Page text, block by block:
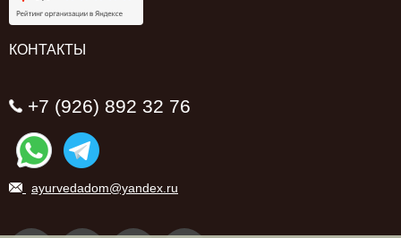
КОНТАКТЫ
+7 (926) 892 32 76
ayurvedadom@yandex.ru